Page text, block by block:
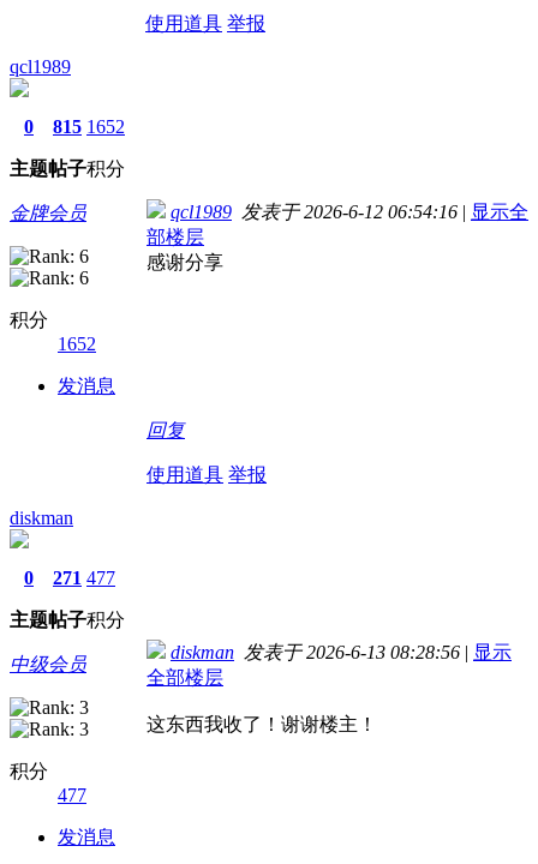
使用道具 举报
qcl1989
0
主题
815
帖子
1652
积分
金牌会员
积分
1652
发消息
qcl1989 发表于 2026-6-12 06:54:16 | 显示全
部楼层
感谢分享
回复
使用道具 举报
diskman
0
主题
271
帖子
477
积分
中级会员
积分
477
发消息
diskman 发表于 2026-6-13 08:28:56 | 显示
全部楼层
这东西我收了！谢谢楼主！